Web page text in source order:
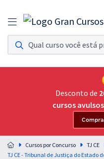
Assinatura Ilimitada 11
Acesso a todos os cursos. Teste
Assinatura OAB Até
Acesso ilimitado a toda preparação
Residências
Preparação completa e intensiva
residências em saúde do Brasil
Desconto de
cursos
Cursos por Concurso
TJ CE